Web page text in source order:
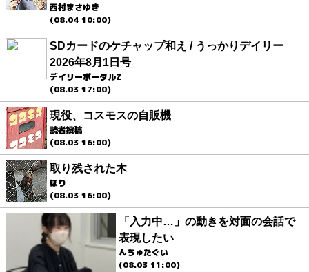
西村まさゆき
(08.04 10:00)
SDカードのケチャップ和え / うっかりデイリー
2026年8月1日号
デイリーポータルZ
(08.03 17:00)
現役、コスモスの自販機
読者投稿
(08.03 16:00)
取り残された木
ほり
(08.03 16:00)
「入力中…」の動きを対面の会話で
表現したい
んちゅたぐい
(08.03 11:00)